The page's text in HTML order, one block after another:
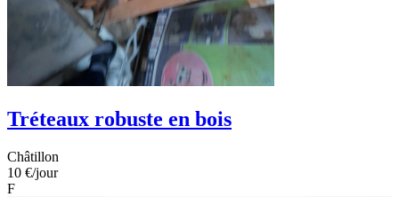
Tréteaux robuste en bois
Châtillon
10 €/jour
F